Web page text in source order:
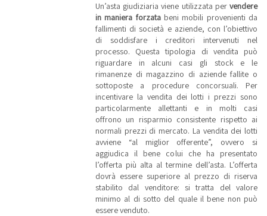
Un’asta giudiziaria viene utilizzata per vendere
in maniera forzatabeni mobili provenienti da
fallimenti di società e aziende, con l’obiettivo
di soddisfare i creditori intervenuti nel
processo. Questa tipologia di vendita può
riguardare in alcuni casi gli stock e le
rimanenze di magazzino di aziende fallite o
sottoposte a procedure concorsuali. Per
incentivare la vendita dei lotti i prezzi sono
particolarmente allettanti e in molti casi
offrono un risparmio consistente rispetto ai
normali prezzi di mercato. La vendita dei lotti
avviene “al miglior offerente”, ovvero si
aggiudica il bene colui che ha presentato
l’offerta più alta al termine dell’asta. L’offerta
dovrà essere superiore al prezzo di riserva
stabilito dal venditore: si tratta del valore
minimo al di sotto del quale il bene non può
essere venduto.